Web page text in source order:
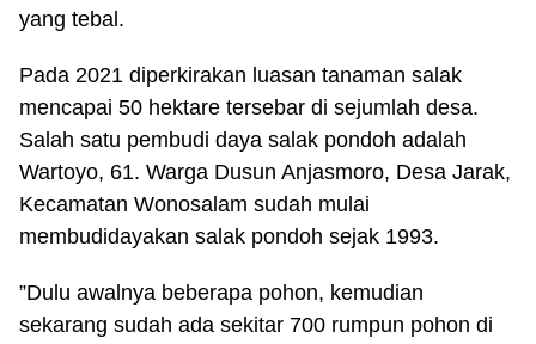
yang tebal.
Pada 2021 diperkirakan luasan tanaman salak
mencapai 50 hektare tersebar di sejumlah desa.
Salah satu pembudi daya salak pondoh adalah
Wartoyo, 61. Warga Dusun Anjasmoro, Desa Jarak,
Kecamatan Wonosalam sudah mulai
membudidayakan salak pondoh sejak 1993.
”Dulu awalnya beberapa pohon, kemudian
sekarang sudah ada sekitar 700 rumpun pohon di